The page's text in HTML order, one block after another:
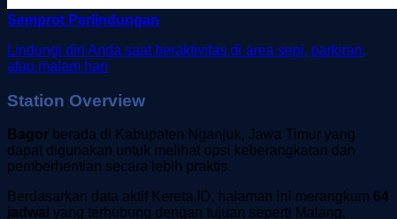
Semprot Perlindungan
Lindungi diri Anda saat beraktivitas di area sepi, parkiran,
atau malam hari
Station Overview
Bagor berada di Kabupaten Nganjuk, Jawa Timur yang
dapat digunakan untuk melihat opsi keberangkatan dan
pemberhentian secara lebih praktis.
Berdasarkan data aktif Kereta.ID, halaman ini merangkum 64
jadwal yang terhubung dengan tujuan seperti Malang,